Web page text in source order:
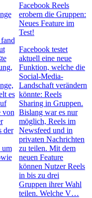
es
von
der
um
Facebook Reels
erobern die Gruppen:
Neues Feature im
Test!
Facebook testet
aktuell eine neue
Funktion, welche die
Social-Media-
Landschaft verändern
könnte: Reels
Sharing in Gruppen.
Bislang war es nur
möglich, Reels im
Newsfeed und in
privaten Nachrichten
zu teilen. Mit dem
neuen Feature
können Nutzer Reels
in bis zu drei
Gruppen ihrer Wahl
teilen. Welche V…